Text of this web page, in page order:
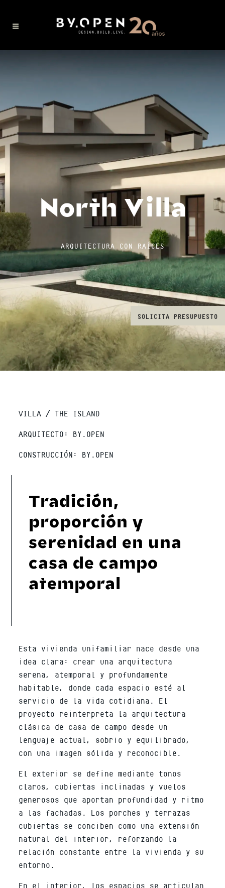
North Villa
ARQUITECTURA CON RAÍCES
SOLICITA PRESUPUESTO
VILLA / THE ISLAND
ARQUITECTO: BY.OPEN
CONSTRUCCIÓN: BY.OPEN
Tradición,
proporción y
serenidad en una
casa de campo
atemporal
Esta vivienda unifamiliar nace desde una
idea clara: crear una arquitectura
serena, atemporal y profundamente
habitable, donde cada espacio esté al
servicio de la vida cotidiana. El
proyecto reinterpreta la arquitectura
clásica de casa de campo desde un
lenguaje actual, sobrio y equilibrado,
con una imagen sólida y reconocible.
El exterior se define mediante tonos
claros, cubiertas inclinadas y vuelos
generosos que aportan profundidad y ritmo
a las fachadas. Los porches y terrazas
cubiertas se conciben como una extensión
natural del interior, reforzando la
relación constante entre la vivienda y su
entorno.
En el interior, los espacios se articulan